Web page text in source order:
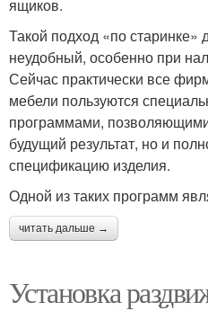
ящиков.
Такой подход «по старинке»
неудобный, особенно при
Сейчас практически все
мебели пользуются
программами,
будущий результат, но и
спецификацию изделия.
Одной из таких программ
читать дальше →
Установка